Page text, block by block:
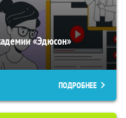
«Эдюсон»
ПОДРОБНЕЕ